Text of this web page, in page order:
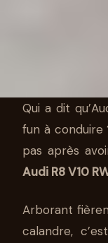
AUDI R8
Qui a dit
fun à
pas après
Audi R8 V10
Arborant
calandre,